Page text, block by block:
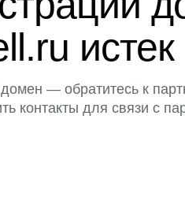
истек
— обратитесь к
контакты для связи с